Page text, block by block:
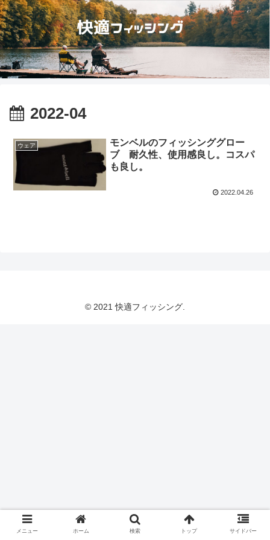
2022-04
ウェア
モンベルのフィッシンググロー
ブ 耐久性、使用感良し。コスパ
も良し。
2022.04.26
© 2021 快適フィッシング.
メニュー ホーム 検索 トップ サイドバー